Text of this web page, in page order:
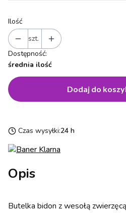
Ilość
szt.
Dostępność:
średnia ilość
Dodaj do
Czas wysyłki:24 h
Opis
Butelka bidon z wesołą